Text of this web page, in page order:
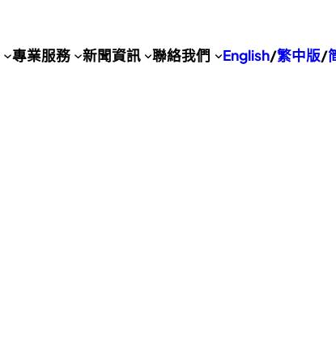
專業服務 新聞資訊 聯絡我們 English/繁中版/